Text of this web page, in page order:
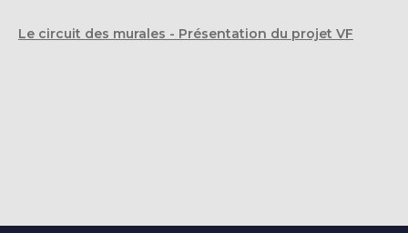
Le circuit des murales - Présentation du projet VF